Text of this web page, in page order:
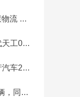
图达通
17.99万元
健增长信号
列蓄势待发